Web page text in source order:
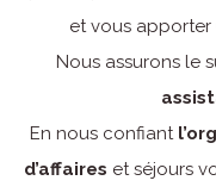
et vous apporter
Nous assurons le
En nous confiant
d’affaires et séjours